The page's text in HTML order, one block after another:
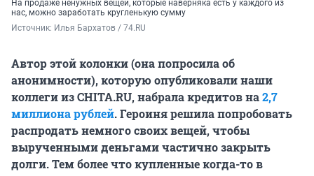
На продаже ненужных вещей, которые наверняка есть у каждого из
нас, можно заработать кругленькую сумму
Источник: Илья Бархатов / 74.RU
Автор этой колонки (она попросила об
анонимности), которую опубликовали наши
коллеги из CHITA.RU, набрала кредитов на2,7
миллиона рублей. Героиня решила попробовать
распродать немного своих вещей, чтобы
вырученными деньгами частично закрыть
долги. Тем более что купленные когда-то в